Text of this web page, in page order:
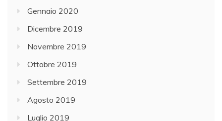
Gennaio 2020
Dicembre 2019
Novembre 2019
Ottobre 2019
Settembre 2019
Agosto 2019
Luglio 2019